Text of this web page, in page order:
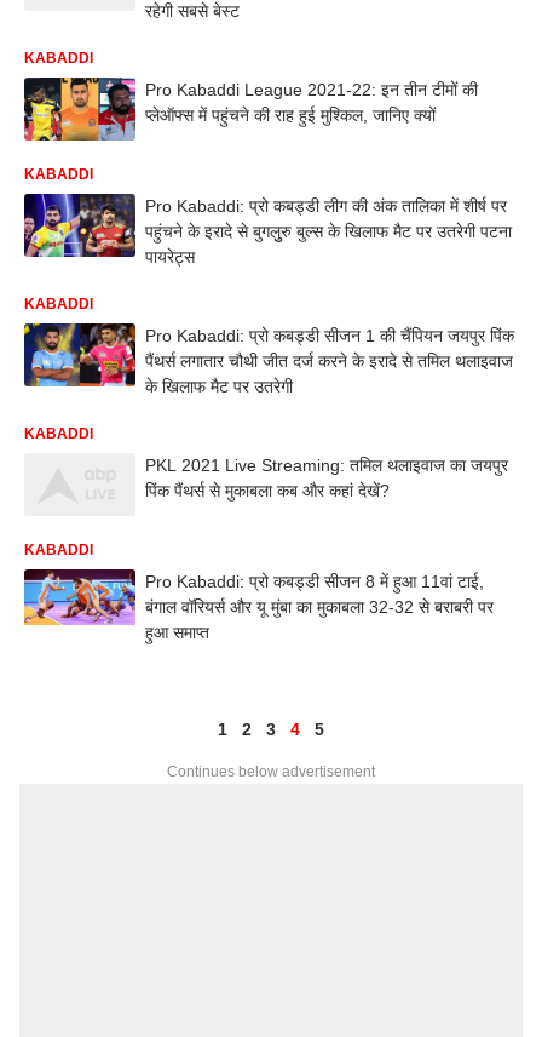
रहेगी सबसे बेस्ट
KABADDI
Pro Kabaddi League 2021-22: इन तीन टीमों की
प्लेऑफ्स में पहुंचने की राह हुई मुश्किल, जानिए क्यों
KABADDI
Pro Kabaddi: प्रो कबड्डी लीग की अंक तालिका में शीर्ष पर
पहुंचने के इरादे से बुगलुुरु बुल्स के खिलाफ मैट पर उतरेगी पटना
पायरेट्स
KABADDI
Pro Kabaddi: प्रो कबड्डी सीजन 1 की चैंपियन जयपुर पिंक
पैंथर्स लगातार चौथी जीत दर्ज करने के इरादे से तमिल थलाइवाज
के खिलाफ मैट पर उतरेगी
KABADDI
PKL 2021 Live Streaming: तमिल थलाइवाज का जयपुर
पिंक पैंथर्स से मुकाबला कब और कहां देखें?
KABADDI
Pro Kabaddi: प्रो कबड्डी सीजन 8 में हुआ 11वां टाई,
बंगाल वॉरियर्स और यू मुंबा का मुकाबला 32-32 से बराबरी पर
हुआ समाप्त
1 2 3 4 5
Continues below advertisement